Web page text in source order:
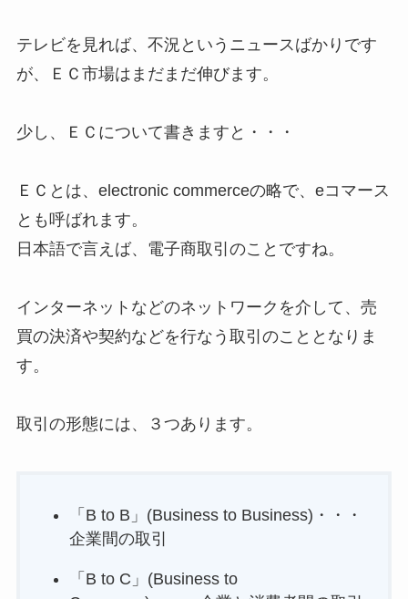
テレビを見れば、不況というニュースばかりです
が、ＥＣ市場はまだまだ伸びます。
少し、ＥＣについて書きますと・・・
ＥＣとは、electronic commerceの略で、eコマース
とも呼ばれます。
日本語で言えば、電子商取引のことですね。
インターネットなどのネットワークを介して、売
買の決済や契約などを行なう取引のこととなりま
す。
取引の形態には、３つあります。
「B to B」(Business to Business)・・・
企業間の取引
「B to C」(Business to